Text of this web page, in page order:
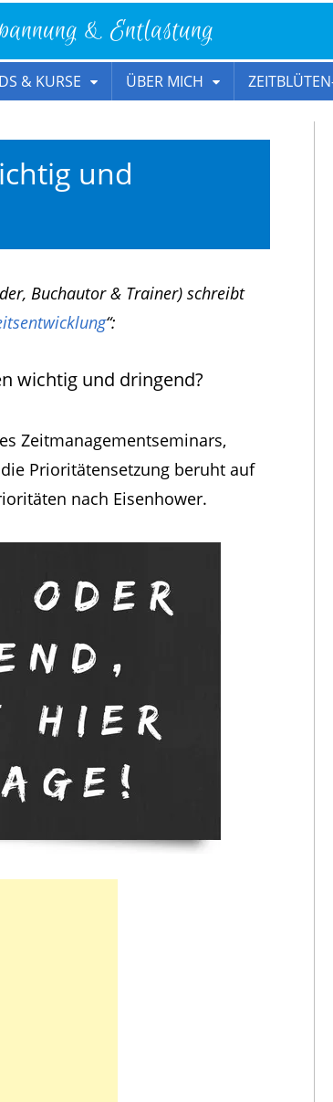
& Entlastung
& KURSE ÜBER MICH
und
Buchautor & Trainer) schreibt
“:
wichtig und dringend?
Zeitmanagementseminars,
Prioritätensetzung beruht auf
nach Eisenhower.